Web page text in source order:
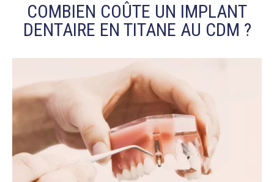
COMBIEN COÛTE UN IMPLANT
DENTAIRE EN TITANE AU CDM ?